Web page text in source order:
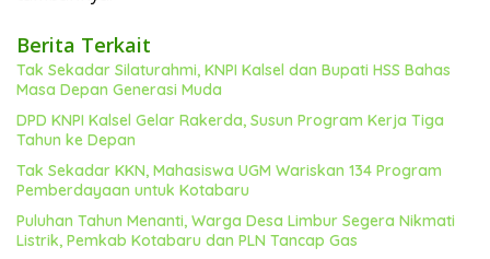
Berita Terkait
Tak Sekadar Silaturahmi, KNPI Kalsel dan Bupati HSS Bahas
Masa Depan Generasi Muda
DPD KNPI Kalsel Gelar Rakerda, Susun Program Kerja Tiga
Tahun ke Depan
Tak Sekadar KKN, Mahasiswa UGM Wariskan 134 Program
Pemberdayaan untuk Kotabaru
Puluhan Tahun Menanti, Warga Desa Limbur Segera Nikmati
Listrik, Pemkab Kotabaru dan PLN Tancap Gas